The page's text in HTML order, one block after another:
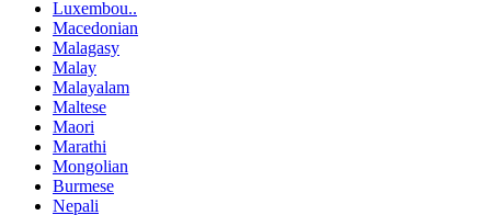
Luxembou..
Macedonian
Malagasy
Malay
Malayalam
Maltese
Maori
Marathi
Mongolian
Burmese
Nepali